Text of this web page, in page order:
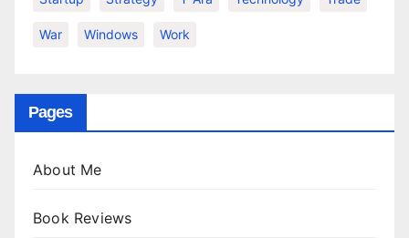
War Windows Work
Pages
About Me
Book Reviews